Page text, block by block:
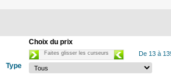
Choix du prix
Faites glisser les curseurs De 13 à
Type